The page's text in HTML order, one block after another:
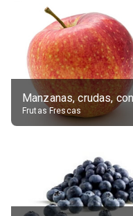
Frutas Frescas